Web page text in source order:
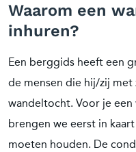
Waarom een
inhuren?
Een berggids heeft een
de mensen die hij/zij
wandeltocht. Voor je
brengen we eerst in
moeten houden. De